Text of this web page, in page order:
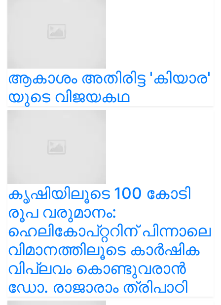
ആകാശം അതിരിട്ട 'കിയാര'
യുടെ വിജയകഥ
കൃഷിയിലൂടെ 100 കോടി
രൂപ വരുമാനം:
ഹെലികോപ്റ്ററിന് പിന്നാലെ
വിമാനത്തിലൂടെ കാർഷിക
വിപ്ലവം കൊണ്ടുവരാൻ
ഡോ. രാജാരാം ത്രിപാഠി